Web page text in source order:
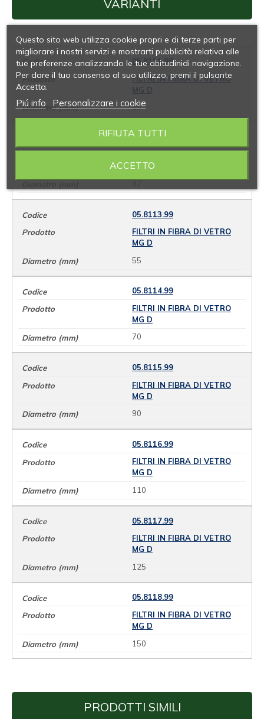
VARIANTI
05.8111.99
FILTRI IN FIBRA DI VETRO
MG D
25
05.8112.99
MG D
05.8113.99
FILTRI IN FIBRA DI VETRO
MG D
55
05.8114.99
FILTRI IN FIBRA DI VETRO
MG D
70
05.8115.99
FILTRI IN FIBRA DI VETRO
MG D
90
05.8116.99
FILTRI IN FIBRA DI VETRO
MG D
110
05.8117.99
FILTRI IN FIBRA DI VETRO
MG D
125
05.8118.99
FILTRI IN FIBRA DI VETRO
MG D
150
PRODOTTI SIMILI
Questo sito web utilizza cookie propri e di terze parti per
migliorare i nostri servizi e mostrarti pubblicità relativa alle
tue preferenze analizzando le tue abitudinidi navigazione.
Per dare il tuo consenso al suo utilizzo, premi il pulsante
Accetta.
Piú info Personalizzare i cookie
RIFIUTA TUTTI
ACCETTO